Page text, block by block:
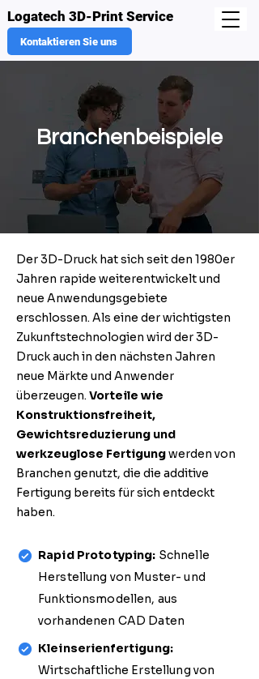
Kontaktieren Sie uns
Logatech 3D-Print Service
Branchenbeispiele
Der 3D-Druck hat sich seit den 1980er
Jahren rapide weiterentwickelt und
neue Anwendungsgebiete
erschlossen. Als eine der wichtigsten
Zukunftstechnologien wird der 3D-
Druck auch in den nächsten Jahren
neue Märkte und Anwender
überzeugen. Vorteile wie
Konstruktionsfreiheit,
Gewichtsreduzierung und
werkzeuglose Fertigungwerden von
Branchen genutzt, die die additive
Fertigung bereits für sich entdeckt
haben.
Rapid Prototyping: Schnelle
Herstellung von Muster- und
Funktionsmodellen, aus
vorhandenen CAD Daten
Kleinserienfertigung:
Wirtschaftliche Erstellung von